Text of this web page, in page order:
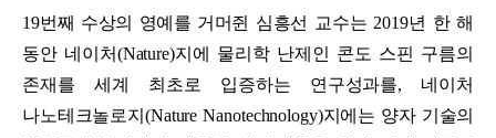
19번째 수상의 영예를 거머쥔 심흥선 교수는 2019년 한 해
동안 네이처(Nature)지에 물리학 난제인 콘도 스핀 구름의
존재를 세계 최초로 입증하는 연구성과를, 네이처
나노테크놀로지(Nature Nanotechnology)지에는 양자 기술의